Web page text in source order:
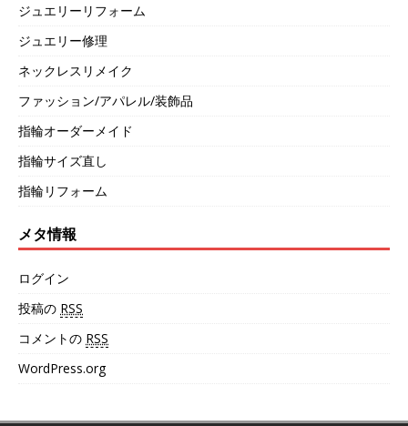
ジュエリーリフォーム
ジュエリー修理
ネックレスリメイク
ファッション/アパレル/装飾品
指輪オーダーメイド
指輪サイズ直し
指輪リフォーム
メタ情報
ログイン
投稿の RSS
コメントの RSS
WordPress.org